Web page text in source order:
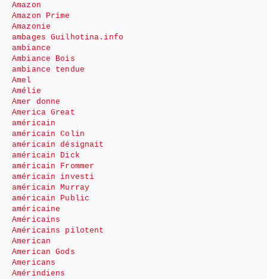
Amazon
Amazon Prime
Amazonie
ambages Guilhotina.info
ambiance
Ambiance Bois
ambiance tendue
Amel
Amélie
Amer donne
America Great
américain
américain Colin
américain désignait
américain Dick
américain Frommer
américain investi
américain Murray
américain Public
américaine
Américains
Américains pilotent
American
American Gods
Americans
Amérindiens